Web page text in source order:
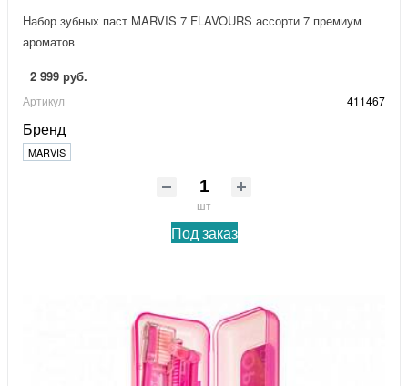
Набор зубных паст MARVIS 7 FLAVOURS ассорти 7 премиум
ароматов
2 999 руб.
Артикул 411467
Бренд
MARVIS
шт
Под заказ